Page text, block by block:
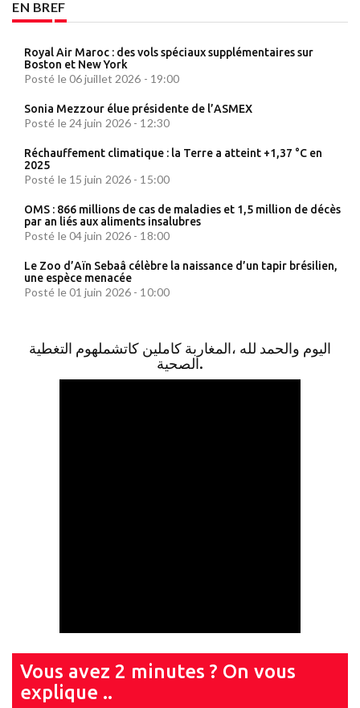
EN BREF
Royal Air Maroc : des vols spéciaux supplémentaires sur
Boston et New York
Posté le 06 juillet 2026 - 19:00
Sonia Mezzour élue présidente de l’ASMEX
Posté le 24 juin 2026 - 12:30
Réchauffement climatique : la Terre a atteint +1,37 °C en
2025
Posté le 15 juin 2026 - 15:00
OMS : 866 millions de cas de maladies et 1,5 million de décès
par an liés aux aliments insalubres
Posté le 04 juin 2026 - 18:00
Le Zoo d’Aïn Sebaâ célèbre la naissance d’un tapir brésilien,
une espèce menacée
Posté le 01 juin 2026 - 10:00
اليوم والحمد لله ،المغاربة كاملين كاتشملهوم التغطية
الصحية.
Vous avez 2 minutes ? On vous
explique ..